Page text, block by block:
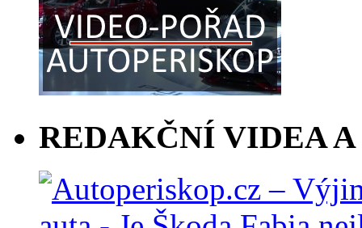
REDAKČNÍ VIDEA A